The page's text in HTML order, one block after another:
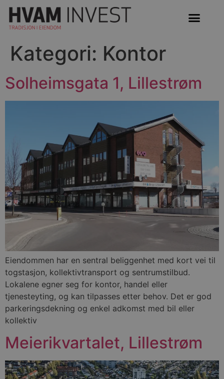
Kategori: Kontor
Solheimsgata 1, Lillestrøm
Eiendommen har en sentral beliggenhet med kort vei til
togstasjon, kollektivtransport og sentrumstilbud.
Lokalene egner seg for kontor, handel eller
tjenesteyting, og kan tilpasses etter behov. Det er god
parkeringsdekning og enkel adkomst med bil eller
kollektiv
Meierikvartalet, Lillestrøm